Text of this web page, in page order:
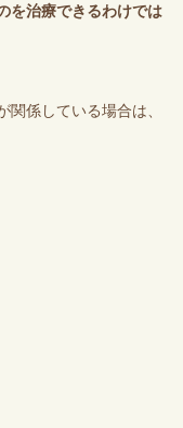
を治療できるわけでは
係している場合は、